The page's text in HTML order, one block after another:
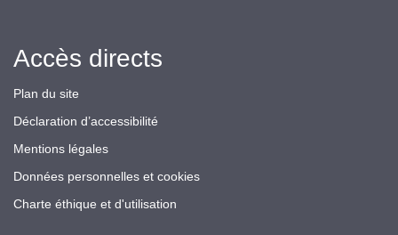
Accès directs
Plan du site
Déclaration d’accessibilité
Mentions légales
Données personnelles et cookies
Charte éthique et d'utilisation